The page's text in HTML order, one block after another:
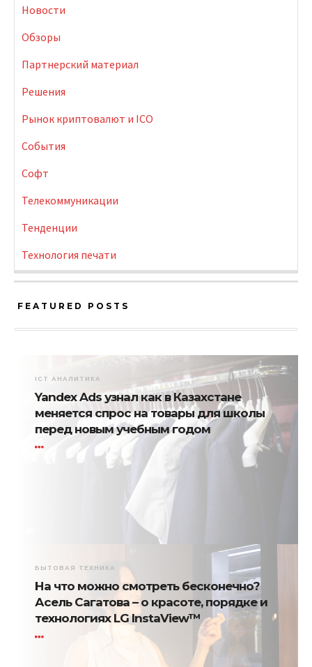
Новости
Обзоры
Партнерский материал
Решения
Рынок криптовалют и ICO
События
Софт
Телекоммуникации
Тенденции
Технология печати
FEATURED POSTS
ICT АНАЛИТИКА
Yandex Ads узнал как в Казахстане
меняется спрос на товары для школы
перед новым учебным годом
БЫТОВАЯ ТЕХНИКА
На что можно смотреть бесконечно?
Асель Сагатова – о красоте, порядке и
технологиях LG InstaView™